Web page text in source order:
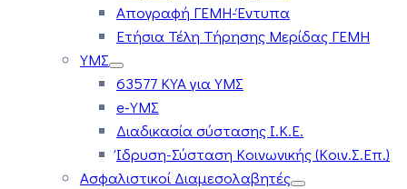
Απογραφή ΓΕΜΗ-Έντυπα
Ετήσια Τέλη Τήρησης Μερίδας ΓΕΜΗ
ΥΜΣ
63577 ΚΥΑ για ΥΜΣ
e-ΥΜΣ
Διαδικασία σύστασης Ι.Κ.Ε.
Ίδρυση-Σύσταση Κοινωνικής (Κοιν.Σ.Επ.)
Ασφαλιστικοί Διαμεσολαβητές